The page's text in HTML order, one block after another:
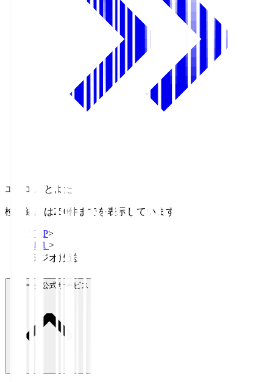
エフエムとよた
検索結果は250件までを表示しています
TOP>
Ｊ１ >
ラジオ放送
Ｊリーグ公式サービス